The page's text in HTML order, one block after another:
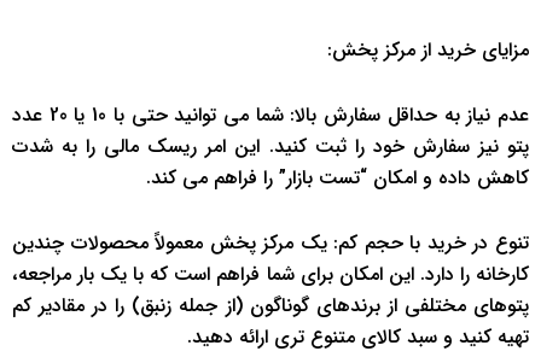
مزایای خرید از مرکز پخش:
عدم نیاز به حداقل سفارش بالا: شما می توانید حتی با 10 یا 20 عدد
پتو نیز سفارش خود را ثبت کنید. این امر ریسک مالی را به شدت
کاهش داده و امکان “تست بازار” را فراهم می کند.
تنوع در خرید با حجم کم: یک مرکز پخش معمولاً محصولات چندین
کارخانه را دارد. این امکان برای شما فراهم است که با یک بار مراجعه،
پتوهای مختلفی از برندهای گوناگون (از جمله زنبق) را در مقادیر کم
تهیه کنید و سبد کالای متنوع تری ارائه دهید.